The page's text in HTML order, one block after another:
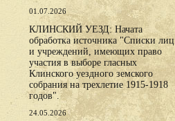
01.07.2026
КЛИНСКИЙ УЕЗД: Начата
обработка источника "Списки лиц
и учреждений, имеющих право
участия в выборе гласных
Клинского уездного земского
собрания на трехлетие 1915-1918
годов".
24.05.2026